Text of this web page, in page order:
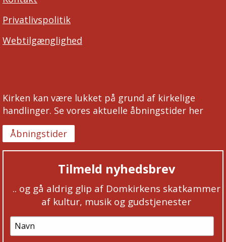
Privatlivspolitik
Webtilgænglighed
Kirken kan være lukket på grund af kirkelige
handlinger. Se vores aktuelle åbningstider her
Åbningstider
Tilmeld nyhedsbrev
.. og gå aldrig glip af Domkirkens skatkammer
af kultur, musik og gudstjenester